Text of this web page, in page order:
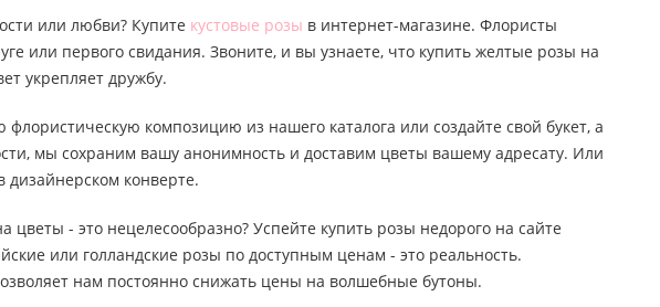
или любви? Купите кустовые розы в интернет-магазине. Флористы
или первого свидания. Звоните, и вы узнаете, что купить желтые розы на
укрепляет дружбу.
композицию из нашего каталога или создайте свой букет, а
мы сохраним вашу анонимность и доставим цветы вашему адресату. Или
конверте.
цветы - это нецелесообразно? Успейте купить розы недорого на сайте
или голландские розы по доступным ценам - это реальность.
нам постоянно снижать цены на волшебные бутоны.